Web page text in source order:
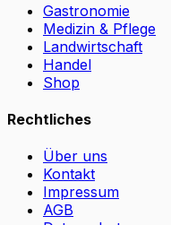
Gastronomie
Medizin & Pflege
Landwirtschaft
Handel
Shop
Rechtliches
Über uns
Kontakt
Impressum
AGB